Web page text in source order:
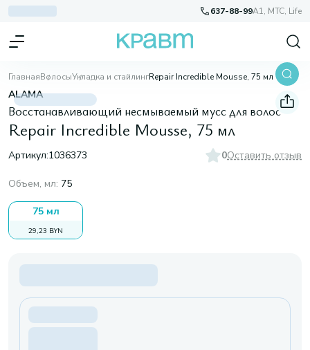
637-88-99A1, МТС, Life
ГлавнаяВолосыУкладка и стайлингRepair Incredible Mousse, 75 мл
ALAMA
Восстанавливающий несмываемый мусс для волос
Repair Incredible Mousse, 75 мл
Артикул:1036373 0Оставить отзыв
Объем, мл: 75
75 мл
29,23 BYN